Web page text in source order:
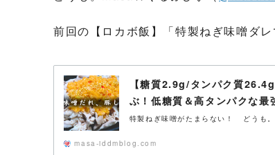
前回の【ロカボ飯】「特製ねぎ味噌ダ
【糖質2.9g/タンパク質
ぶ！低糖質＆高タンパクな最
特製ねぎ味噌がたまらない！ どう
masa-iddmblog.com